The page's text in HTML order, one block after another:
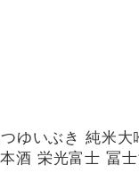
ゆいぶき 純米大
酒 栄光富士 冨